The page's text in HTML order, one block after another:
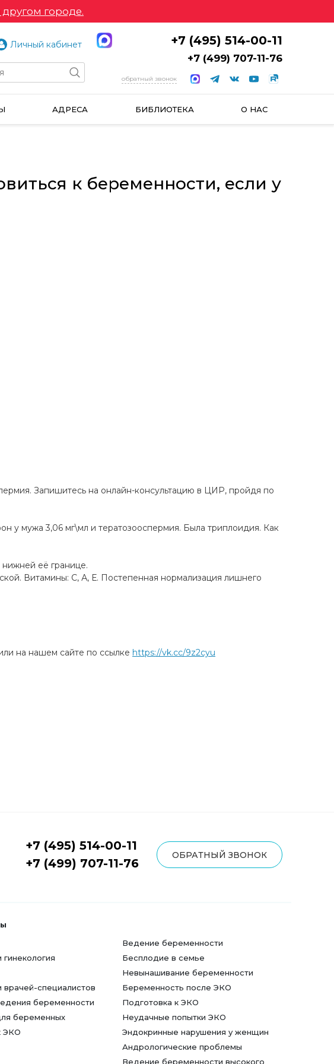
городе.
Личный кабинет +7 (495) 514-00-11
+7 (499) 707-11-76
обратный звонок
АДРЕСА БИБЛИОТЕКА О НАС
к беременности, если у
Запишитесь на онлайн-консультацию в ЦИР, пройдя по
у мужа 3,06 мг\мл и тератозооспермия. Была триплоидия. Как
её границе.
Витамины: С, А, Е. Постепенная нормализация лишнего
на нашем сайте по ссылке https://vk.cc/9z2cyu
+7 (495) 514-00-11
+7 (499) 707-11-76
ОБРАТНЫЙ ЗВОНОК
врачей-специалистов
беременности
беременных
ЭКО
Ведение беременности
Бесплодие в семье
Невынашивание беременности
Беременность после ЭКО
Подготовка к ЭКО
Неудачные попытки ЭКО
Эндокринные нарушения у женщин
Андрологические проблемы
Ведение беременности высокого